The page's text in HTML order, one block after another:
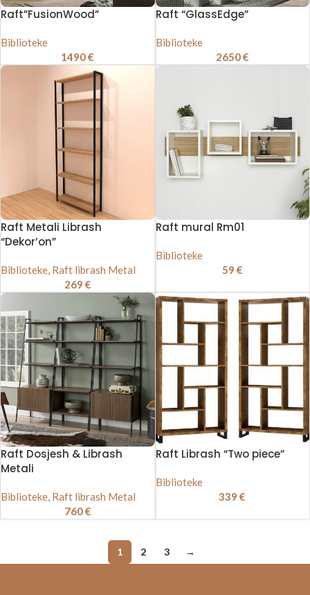
Raft”FusionWood”
Biblioteke
1490€
Raft “GlassEdge”
Biblioteke
2650€
Raft Metali Librash
“Dekor’on”
Biblioteke Raft librash Metal
269 €
Raft mural Rm01
Biblioteke
59 €
Raft Dosjesh & Librash
Metali
Biblioteke, Raft librash Metal
760€
Raft Librash “Two piece”
Biblioteke
339€
1 2 3 →